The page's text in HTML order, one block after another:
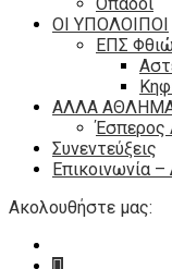
ΟΙ ΥΠΟΛΟΙΠΟΙ
ΕΠΣ
ΑΛΛΑ
Έσπερος
Συνεντεύξεις
Επικοινωνία –
Ακολουθήστε μας: